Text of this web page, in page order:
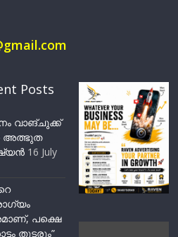
Posts
വാങ്ചുക്ക്
അത്ഭുത
16 July
പക്ഷെ
തുടരും”